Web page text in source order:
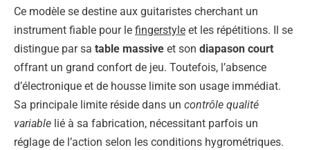
Ce modèle se destine aux guitaristes cherchant un
instrument fiable pour le fingerstyle et les répétitions. Il se
distingue par sa table massive et son diapason court
offrant un grand confort de jeu. Toutefois, l’absence
d’électronique et de housse limite son usage immédiat.
Sa principale limite réside dans un contrôle qualité
variable lié à sa fabrication, nécessitant parfois un
réglage de l’action selon les conditions hygrométriques.